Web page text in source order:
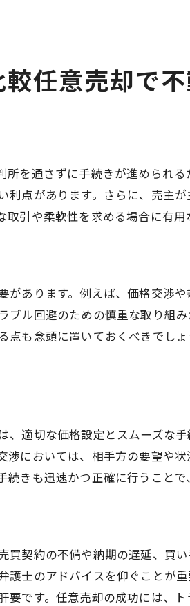
スが必須任意売却で安心して不動
選び方
例不動産売却で得られる最大の
学ぶ任意売却のポイント
見るトラブル回避のポイント
功事例に学ぶ価格設定のコツ
任意売却で
を通さずに手続きが進められ
点があります。さらに、売主
引や柔軟性を求める場合に有用
あります。例えば、価格交渉
ブル回避のための慎重な取り組
も念頭に置いておくべきでし
適切な価格設定とスムーズな
においては、相手方の要望や
きも迅速かつ正確に行うことで
契約の不備や納期の遅延、買
士のアドバイスを仰ぐことが
です。任意売却の成功には、ト